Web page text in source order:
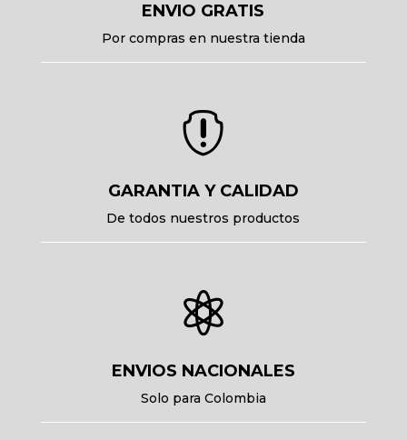
ENVIO GRATIS
Por compras en nuestra tienda

GARANTIA Y CALIDAD
De todos nuestros productos

ENVIOS NACIONALES
Solo para Colombia